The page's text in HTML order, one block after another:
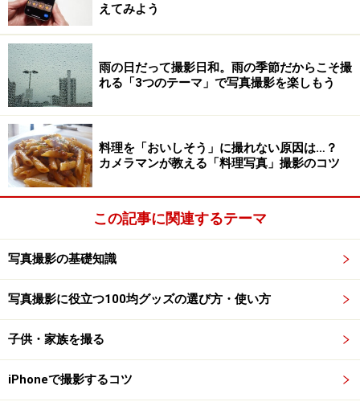
に上手に撮ってもらいたいと思うのは自然の流れでしょ
う。
ではどうしたら、プロにお願いしないでも満足のいく写
真を撮ってもらうことができるのでしょうか。それに
は、準備がとても重要になってきます。準備次第で満足
のいく撮影の結果に近づけることが出来ます。これから
式を挙げる方であれば式場に赴きいろんな打ち合わせを
すると思います。その段階からすでに、写真撮影の準備
も始まっているのです。
もちろん撮影テクニックも上手ければそれに越したこと
はありませんが、ここでは撮影テクニックを追うより、
式の打ち合わせや念入りな準備をすることでベストポジ
あまりカメラに慣れていない方に撮影をお願いする場合
えてみよう
雨の日だって撮影日和。雨の季節だからこそ撮
れる「3つのテーマ」で写真撮影を楽しもう
料理を「おいしそう」に撮れない原因は…？
カメラマンが教える「料理写真」撮影のコツ
この記事に関連するテーマ
写真撮影の基礎知識
写真撮影に役立つ100均グッズの選び方・使い方
子供・家族を撮る
iPhoneで撮影するコツ